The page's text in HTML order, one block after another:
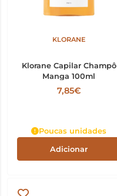
KLORANE
Klorane Capilar Champô
Manga 100ml
7,85€
Poucas unidades
Adicionar